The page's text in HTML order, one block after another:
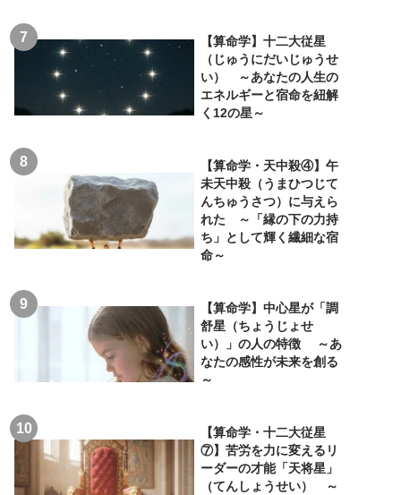
【算命学】十二大従星
（じゅうにだいじゅうせ
い） ～あなたの人生の
エネルギーと宿命を紐解
く12の星～
【算命学・天中殺④】午
未天中殺（うまひつじて
んちゅうさつ）に与えら
れた ～「縁の下の力持
ち」として輝く繊細な宿
命～
【算命学】中心星が「調
舒星（ちょうじょせ
い）」の人の特徴 ～あ
なたの感性が未来を創る
～
【算命学・十二大従星
⑦】苦労を力に変えるリ
ーダーの才能「天将星」
（てんしょうせい） ～